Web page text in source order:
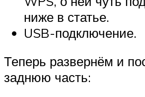
ниже в статье.
USB-подключение.
Теперь развернём и
заднюю часть: